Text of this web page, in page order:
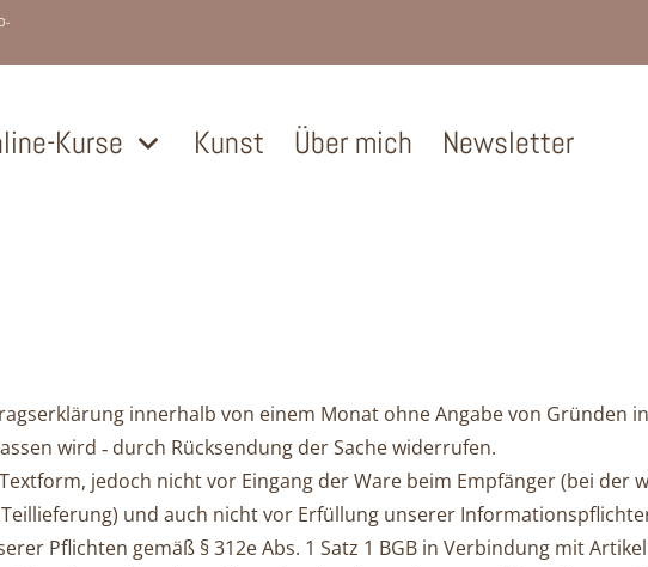
Kurse Kunst Über mich Newsletter
innerhalb von einem Mo­nat ohne Angabe von Gründen in
wird ‑ durch Rücksendung der Sache widerrufen.
jedoch nicht vor Eingang der Wa­re beim Empfänger (bei der
und auch nicht vor Erfüllung unserer
Pflich­ten gemäß § 312e Abs. 1 Satz 1 BGB in Verbindung mit Artikel